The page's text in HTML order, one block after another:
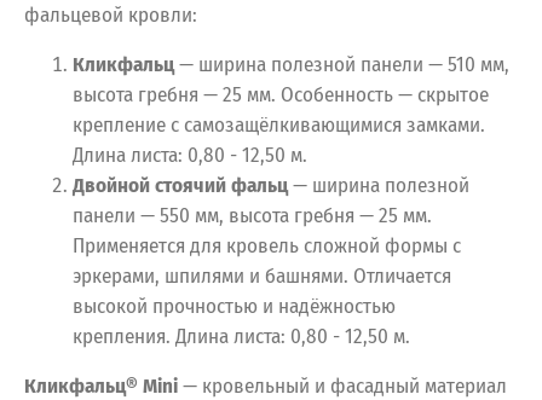
фальцевой кровли:
Кликфальц— ширина полезной панели — 510 мм,
высота гребня — 25 мм. Особенность — скрытое
крепление с самозащёлкивающимися замками.
Длина листа: 0,80 - 12,50 м.
Двойной стоячий фальц— ширина полезной
панели — 550 мм, высота гребня — 25 мм.
Применяется для кровель сложной формы с
эркерами, шпилями и башнями. Отличается
высокой прочностью и надёжностью
крепления. Длина листа: 0,80 - 12,50 м.
Кликфальц® Mini— кровельный и фасадный материал